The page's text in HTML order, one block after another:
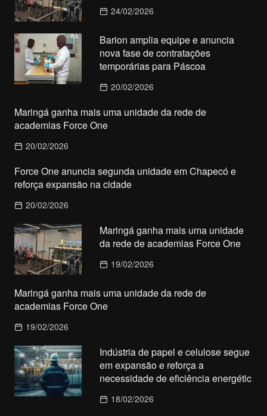
24/02/2026
Barion amplia equipe e anuncia
nova fase de contratações
temporárias para Páscoa
20/02/2026
Maringá ganha mais uma unidade da rede de
academias Force One
20/02/2026
Force One anuncia segunda unidade em Chapecó e
reforça expansão na cidade
20/02/2026
Maringá ganha mais uma unidade
da rede de academias Force One
19/02/2026
Maringá ganha mais uma unidade da rede de
academias Force One
19/02/2026
Indústria de papel e celulose segue
em expansão e reforça a
necessidade de eficiência energétic
18/02/2026